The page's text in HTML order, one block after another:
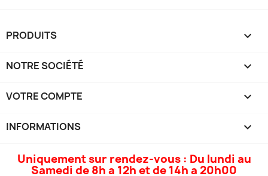
PRODUITS 
NOTRE SOCIÉTÉ 
VOTRE COMPTE 
INFORMATIONS keyboard_arrow_down
Uniquement sur rendez-vous : Du lundi au
Samedi de 8h a 12h et de 14h a 20h00